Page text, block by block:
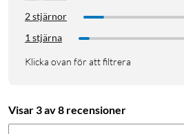
2 stjärnor
1 stjärna
Klicka ovan för att filtrera
Visar 3 av 8 recensioner